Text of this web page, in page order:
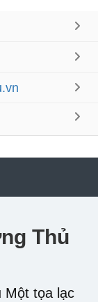
Thủ
Một tọa lạc